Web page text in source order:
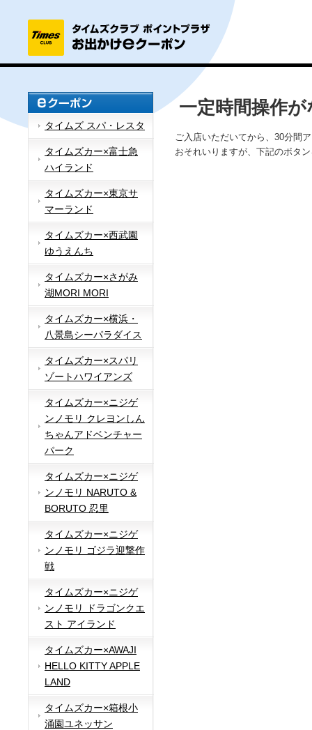
タイムズ スパ・レスタ
タイムズカー×富士急
ハイランド
タイムズカー×東京サ
マーランド
タイムズカー×西武園
ゆうえんち
タイムズカー×さがみ
湖MORI MORI
タイムズカー×横浜・
八景島シーパラダイス
タイムズカー×スパリ
ゾートハワイアンズ
タイムズカー×ニジゲ
ンノモリ クレヨンしん
ちゃんアドベンチャー
パーク
タイムズカー×ニジゲ
ンノモリ NARUTO &
BORUTO 忍里
タイムズカー×ニジゲ
ンノモリ ゴジラ迎撃作
戦
タイムズカー×ニジゲ
ンノモリ ドラゴンクエ
スト アイランド
タイムズカー×AWAJI
HELLO KITTY APPLE
LAND
タイムズカー×箱根小
涌園ユネッサン
一定時間操作
ご入店いただいてから、30分間
おそれいりますが、下記のボタ